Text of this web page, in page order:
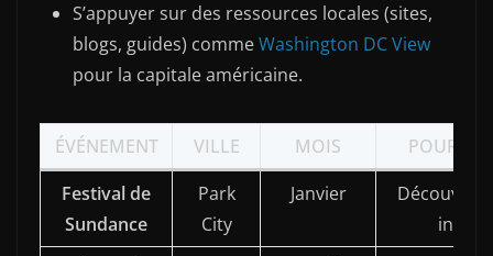
S’appuyer sur des ressources locales (sites,
blogs, guides) commeWashington DC View
pour la capitale américaine.
ÉVÉNEMENT VILLE MOIS
Festival de
Sundance
Park
City
Janvier